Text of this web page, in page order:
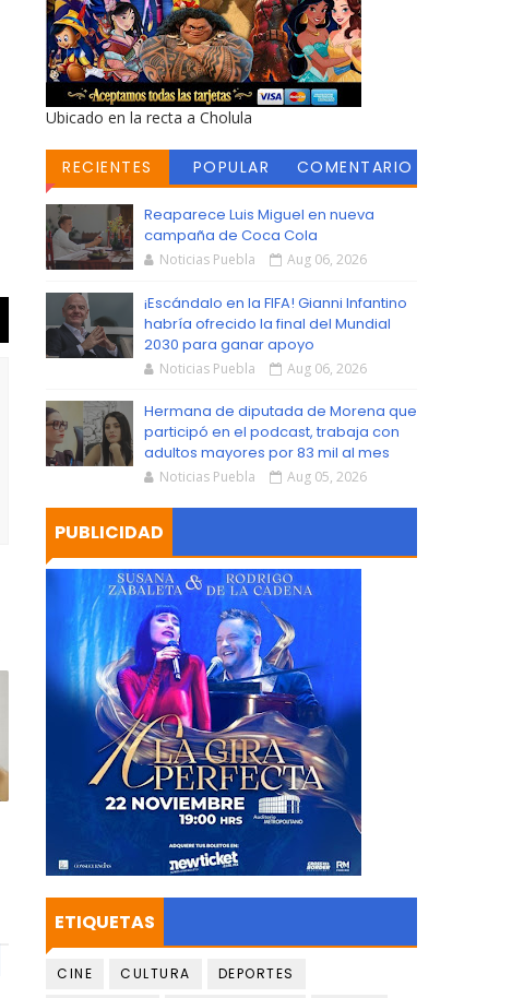
Ubicado en la recta a Cholula
RECIENTES POPULAR
COMENTARIO
Reaparece Luis Miguel en nueva
campaña de Coca Cola
Noticias Puebla Aug 06, 2026
¡Escándalo en la FIFA! Gianni Infantino
habría ofrecido la final del Mundial
2030 para ganar apoyo
Noticias Puebla Aug 06, 2026
Hermana de diputada de Morena que
participó en el podcast, trabaja con
adultos mayores por 83 mil al mes
Noticias Puebla Aug 05, 2026
PUBLICIDAD
ETIQUETAS
CINE CULTURA
DEPORTES